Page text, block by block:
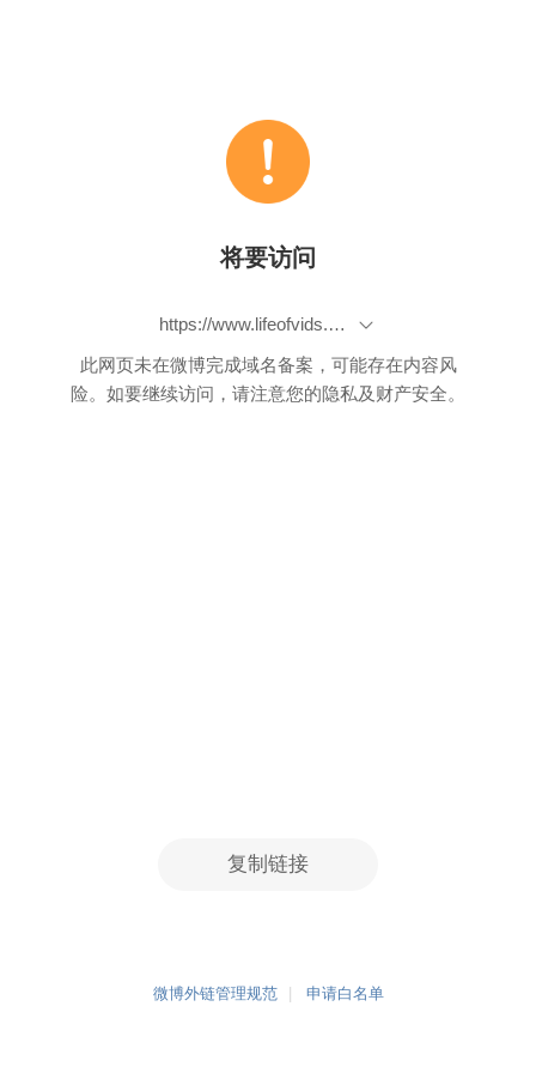
将要访问
https://www.lifeofvids.com/
此网页未在微博完成域名备案，可能存在内容风
险。如要继续访问，请注意您的隐私及财产安全。
复制链接
微博外链管理规范 申请白名单